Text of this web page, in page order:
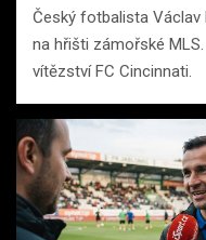
Český fotbalista
na hřišti zámořské
vítězství FC Cincinnati.